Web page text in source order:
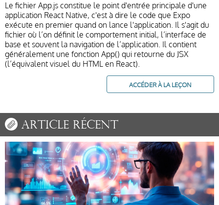
Le fichier App.js constitue le point d'entrée principale d'une
application React Native, c'est à dire le code que Expo
exécute en premier quand on lance l'application. Il s'agit du
fichier où l’on définit le comportement initial, l’interface de
base et souvent la navigation de l’application. Il contient
généralement une fonction App() qui retourne du JSX
(l’équivalent visuel du HTML en React).
ACCÉDER À LA LEÇON
Article récent